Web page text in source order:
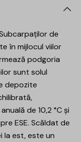
de
în mijlocul viilor
podgoria
sunt solul
depozite
de 10,2 °C și
ESE. Scăldat de
la est, este un